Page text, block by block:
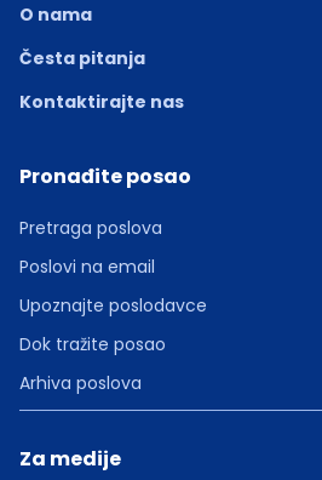
O nama
Česta pitanja
Kontaktirajte nas
Pronađite posao
Pretraga poslova
Poslovi na email
Upoznajte poslodavce
Dok tražite posao
Arhiva poslova
Za medije